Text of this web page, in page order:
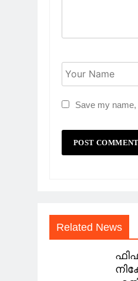
Save my
Related News